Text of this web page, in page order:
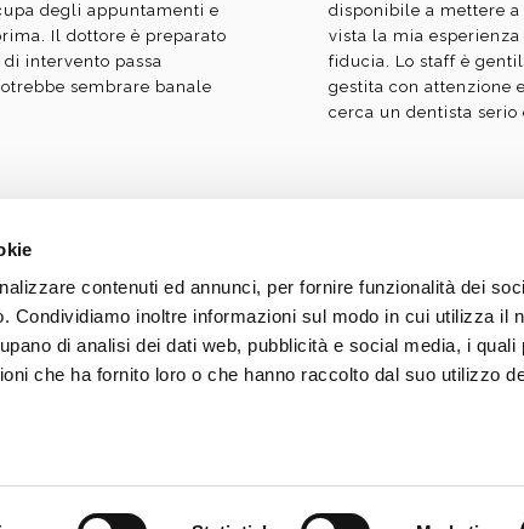
contenuti ed annunci, per fornire funzionalità dei
Condividiamo inoltre informazioni sul modo in cui utilizza il
di analisi dei dati web, pubblicità e social media, i quali
che ha fornito loro o che hanno raccolto dal suo utilizzo
degli appuntamenti e
Il dottore è preparato
intervento passa
sembrare banale
disponibile a mettere
vista la mia
fiducia. Lo staff è
gestita con attenzione
cerca un dentista serio
Laureato in Odontoiatria e
Professione di Odontoiatra nel
Milano | Iscritto all'Albo degli
Si dichiara che il messaggio